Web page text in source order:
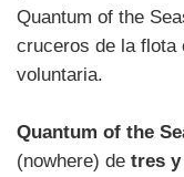
Quantum of the
cruceros de la flota
voluntaria.
Quantum of the
(nowhere) de tres